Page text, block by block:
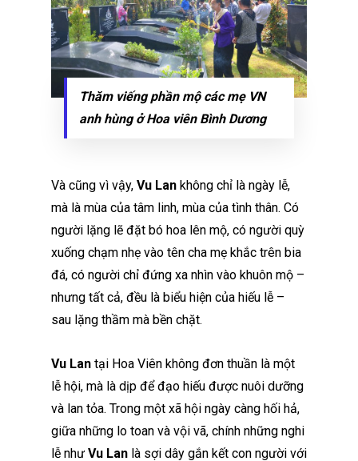
Thăm viếng phần mộ các mẹ VN
anh hùng ở Hoa viên Bình Dương
Và cũng vì vậy, Vu Lan không chỉ là ngày lễ,
mà là mùa của tâm linh, mùa của tình thân. Có
người lặng lẽ đặt bó hoa lên mộ, có người quỳ
xuống chạm nhẹ vào tên cha mẹ khắc trên bia
đá, có người chỉ đứng xa nhìn vào khuôn mộ –
nhưng tất cả, đều là biểu hiện của hiếu lễ –
sau lặng thầm mà bền chặt.
Vu Lan tại Hoa Viên không đơn thuần là một
lễ hội, mà là dịp để đạo hiếu được nuôi dưỡng
và lan tỏa. Trong một xã hội ngày càng hối hả,
giữa những lo toan và vội vã, chính những nghi
lễ như Vu Lan là sợi dây gắn kết con người với